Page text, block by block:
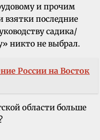
и прочим
взятки последние
садика/
никто не выбрал.
России на Восток